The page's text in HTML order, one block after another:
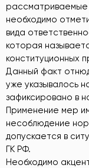
рассматриваемые
необходимо
вида
которая
конституционных
Данный факт
уже указывалось
зафиксировано в
Применение мер
несоблюдение
допускается в
ГК РФ.
Необходимо